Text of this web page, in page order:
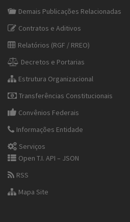
Demais Publicações Relacionadas
Contratos e Aditivos
Relatórios (RGF / RREO)
Decretos e Portarias
Estrutura Organizacional
Transferências Constitucionais
Convênios Federais
Informações Entidade
Serviços
Open T.I. API – JSON
RSS
Mapa Site